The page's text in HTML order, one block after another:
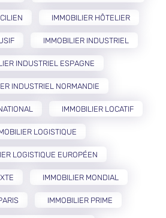
IMMOBILIER HÔTELIER
IMMOBILIER INDUSTRIEL
INDUSTRIEL ESPAGNE
INDUSTRIEL NORMANDIE
IMMOBILIER LOCATIF
LOGISTIQUE
LOGISTIQUE EUROPÉEN
IMMOBILIER MONDIAL
IMMOBILIER PRIME